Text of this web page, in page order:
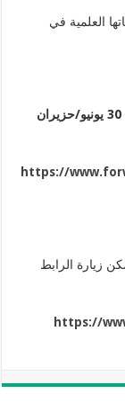
العلمية في
قبل 30 يونيو/حزيران
https://
زيارة الرابط
https://